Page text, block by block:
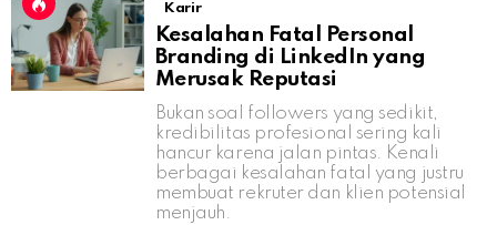
Karir
Kesalahan Fatal Personal
Branding di LinkedIn yang
Merusak Reputasi
Bukan soal followers yang sedikit,
kredibilitas profesional sering kali
hancur karena jalan pintas. Kenali
berbagai kesalahan fatal yang justru
membuat rekruter dan klien potensial
menjauh.